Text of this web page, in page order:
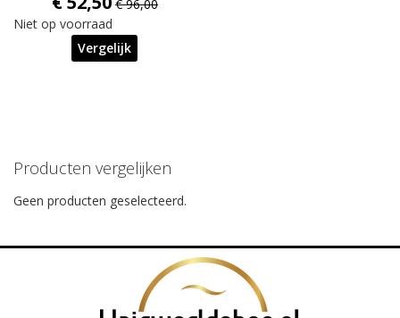
€ 96,00
Niet op voorraad
Vergelijk
Producten vergelijken
Geen producten geselecteerd.